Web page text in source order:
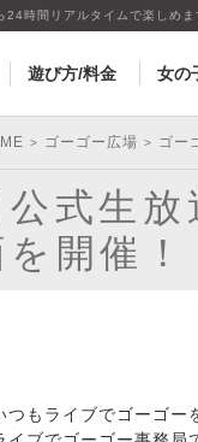
時間リアルタイムで楽しめ
遊び方/料金 女の
> ゴーゴー広場 > ゴー
公式生
開催！
つもライブでゴーゴー